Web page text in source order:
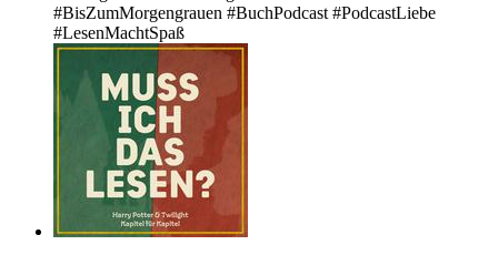
#BisZumMorgengrauen #BuchPodcast #PodcastLiebe
#LesenMachtSpaß